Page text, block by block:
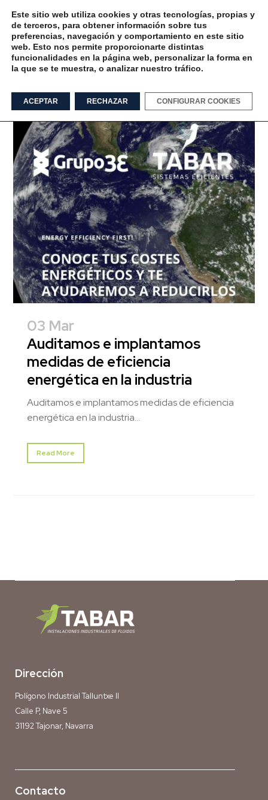
reducir consumo energético Tag
03 Mar
Auditamos e implantamos
medidas de eficiencia
energética en la industria
Auditamos e implantamos medidas de eficiencia
energética en la industria...
Read More
Dirección
Polígono Industrial Talluntxe II
Calle P, Nave 5
31192 Tajonar, Navarra
Contacto
Este sitio web utiliza cookies y otras tecnologías, propias y
de terceros, para obtener información sobre tus
preferencias, navegación y comportamiento en este sitio
web. Esto nos permite proporcionarte distintas
funcionalidades en la página web, personalizar la forma en
la que se te muestra, o analizar nuestro tráfico.
ACEPTAR RECHAZAR CONFIGURAR COOKIES